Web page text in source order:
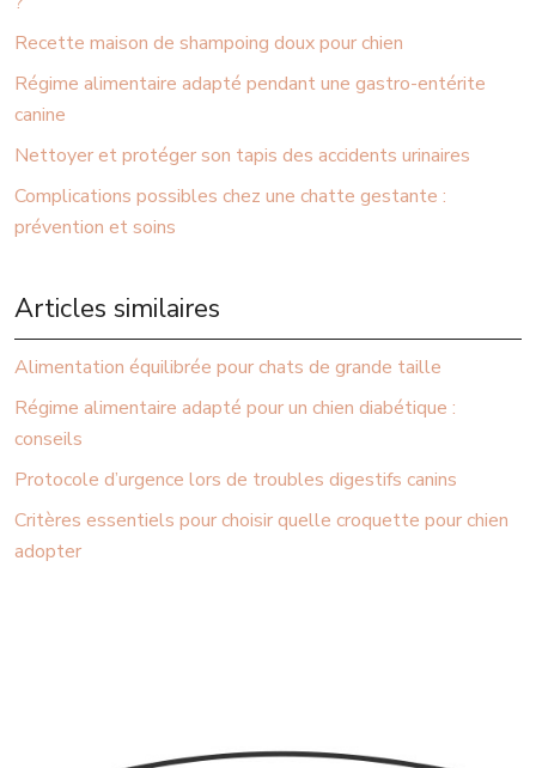
Recette maison de shampoing doux pour chien
Régime alimentaire adapté pendant une gastro-entérite
canine
Nettoyer et protéger son tapis des accidents urinaires
Complications possibles chez une chatte gestante :
prévention et soins
Articles similaires
Alimentation équilibrée pour chats de grande taille
Régime alimentaire adapté pour un chien diabétique :
conseils
Protocole d’urgence lors de troubles digestifs canins
Critères essentiels pour choisir quelle croquette pour chien
adopter